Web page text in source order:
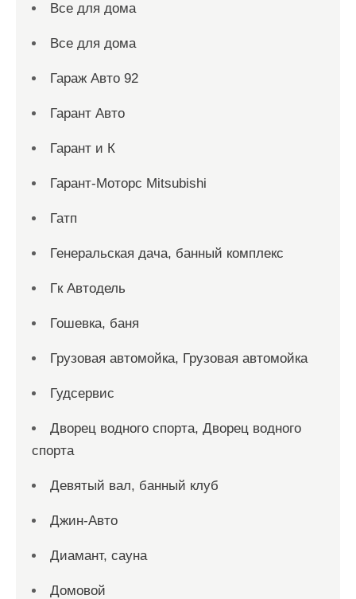
Все для дома
Все для дома
Гараж Авто 92
Гарант Авто
Гарант и К
Гарант-Моторс Mitsubishi
Гатп
Генеральская дача, банный комплекс
Гк Автодель
Гошевка, баня
Грузовая автомойка, Грузовая автомойка
Гудсервис
Дворец водного спорта, Дворец водного
спорта
Девятый вал, банный клуб
Джин-Авто
Диамант, сауна
Домовой